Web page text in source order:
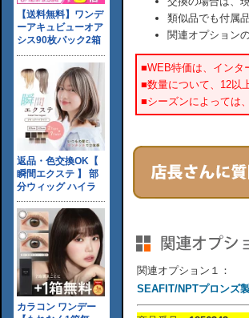
類似品でも付属
関連オプション
■WEB特価は、インタ
■数量について、12以
■シーズンによっては
関連オプション１：
SEAFIT/NPTプロンズ